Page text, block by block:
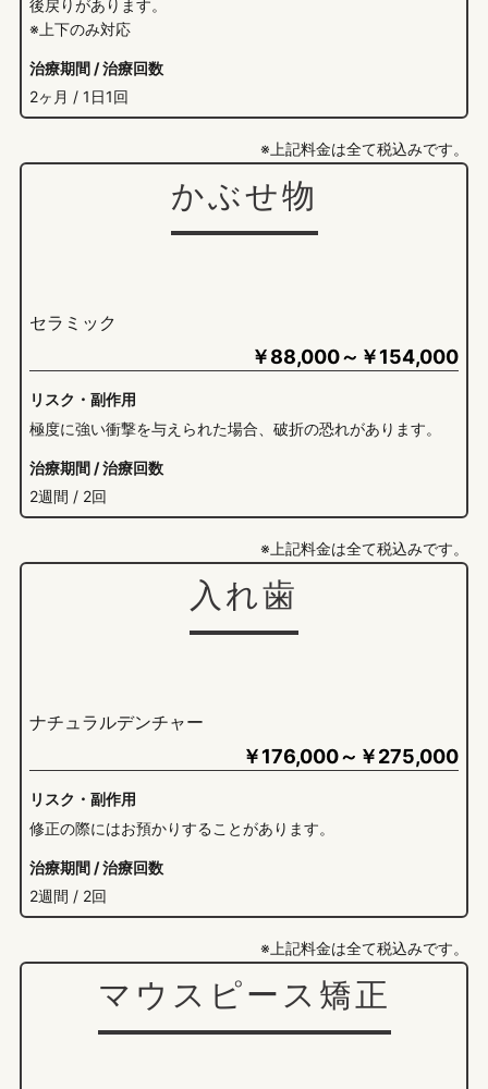
後戻りがあります。
※上下のみ対応
治療期間 / 治療回数
2ヶ月 / 1日1回
※上記料金は全て税込みです。
かぶせ物
セラミック
￥88,000～￥154,000
リスク・副作用
極度に強い衝撃を与えられた場合、破折の恐れがあります。
治療期間 / 治療回数
2週間 / 2回
※上記料金は全て税込みです。
入れ歯
ナチュラルデンチャー
￥176,000～￥275,000
リスク・副作用
修正の際にはお預かりすることがあります。
治療期間 / 治療回数
2週間 / 2回
※上記料金は全て税込みです。
マウスピース矯正